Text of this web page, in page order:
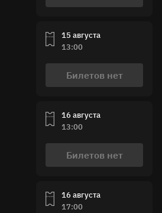
15 августа
13:00
Билетов нет
16 августа
13:00
Билетов нет
16 августа
17:00